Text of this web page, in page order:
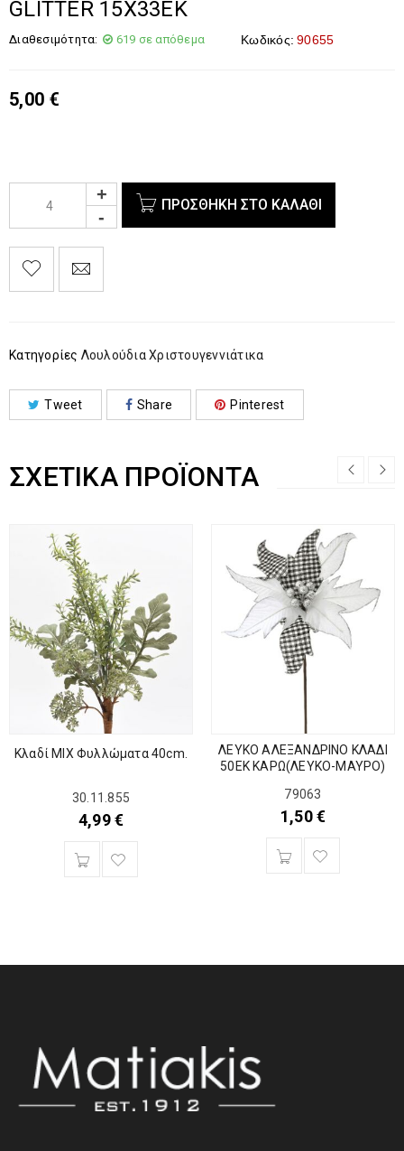
GLITTER 15Χ33ΕΚ
Διαθεσιμότητα: 619 σε απόθεμα Κωδικός: 90655
5,00 €
ΠΡΟΣΘΉΚΗ ΣΤΟ ΚΑΛΆΘΙ
Κατηγορίες Λουλούδια Χριστουγεννιάτικα
Tweet Share Pinterest
ΣΧΕΤΙΚΆ ΠΡΟΪΌΝΤΑ
Κλαδί ΜΙΧ Φυλλώματα 40cm.
30.11.855
4,99€
ΛΕΥΚΟ ΑΛΕΞΑΝΔΡΙΝΟ ΚΛΑΔΙ
50ΕΚ ΚΑΡΩ(ΛΕΥΚΟ-ΜΑΥΡΟ)
79063
1,50€